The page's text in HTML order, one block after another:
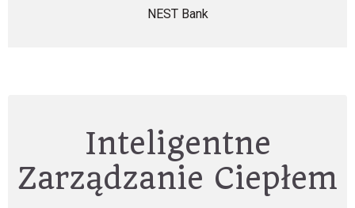
NEST Bank
Inteligentne
Zarządzanie Ciepłem